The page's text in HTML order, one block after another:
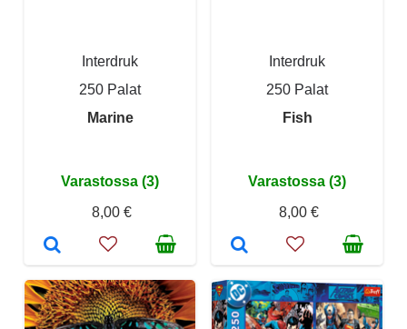
Interdruk
250 Palat
Marine
Varastossa (3)
8,00 €
Interdruk
250 Palat
Fish
Varastossa (3)
8,00 €